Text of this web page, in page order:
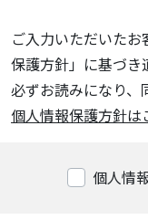
ご入力いただいた
保護方針」に基づき
必ずお読みになり、
個人情報保護方針は
個人情